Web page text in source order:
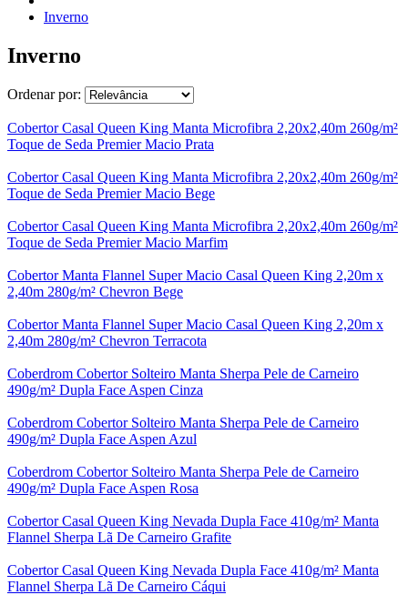
Inverno
Inverno
Ordenar por:
Cobertor Casal Queen King Manta Microfibra 2,20x2,40m 260g/m²
Toque de Seda Premier Macio Prata
Cobertor Casal Queen King Manta Microfibra 2,20x2,40m 260g/m²
Toque de Seda Premier Macio Bege
Cobertor Casal Queen King Manta Microfibra 2,20x2,40m 260g/m²
Toque de Seda Premier Macio Marfim
Cobertor Manta Flannel Super Macio Casal Queen King 2,20m x
2,40m 280g/m² Chevron Bege
Cobertor Manta Flannel Super Macio Casal Queen King 2,20m x
2,40m 280g/m² Chevron Terracota
Coberdrom Cobertor Solteiro Manta Sherpa Pele de Carneiro
490g/m² Dupla Face Aspen Cinza
Coberdrom Cobertor Solteiro Manta Sherpa Pele de Carneiro
490g/m² Dupla Face Aspen Azul
Coberdrom Cobertor Solteiro Manta Sherpa Pele de Carneiro
490g/m² Dupla Face Aspen Rosa
Cobertor Casal Queen King Nevada Dupla Face 410g/m² Manta
Flannel Sherpa Lã De Carneiro Grafite
Cobertor Casal Queen King Nevada Dupla Face 410g/m² Manta
Flannel Sherpa Lã De Carneiro Cáqui